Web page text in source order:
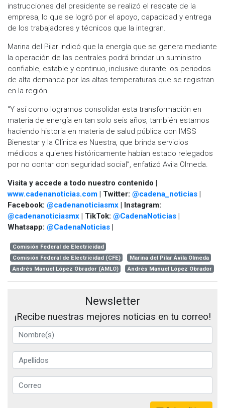
instrucciones del presidente se realizó el rescate de la
empresa, lo que se logró por el apoyo, capacidad y entrega
de los trabajadores y técnicos que la integran.
Marina del Pilar indicó que la energía que se genera mediante
la operación de las centrales podrá brindar un suministro
confiable, estable y continuo, inclusive durante los periodos
de alta demanda por las altas temperaturas que se registran
en la región.
“Y así como logramos consolidar esta transformación en
materia de energía en tan solo seis años, también estamos
haciendo historia en materia de salud pública con IMSS
Bienestar y la Clínica es Nuestra, que brinda servicios
médicos a quienes históricamente habían estado relegados
por no contar con seguridad social”, enfatizó Avila Olmeda.
Visita y accede a todo nuestro contenido |
www.cadenanoticias.com | Twitter: @cadena_noticias |
Facebook: @cadenanoticiasmx | Instagram:
@cadenanoticiasmx | TikTok: @CadenaNoticias |
Whatsapp: @CadenaNoticias |
Comisión Federal de Electricidad
Comisión Federal de Electricidad (CFE)
Marina del Pilar Ávila Olmeda
Andrés Manuel López Obrador (AMLO)
Andrés Manuel López Obrador
Newsletter
¡Recibe nuestras mejores noticias en tu correo!